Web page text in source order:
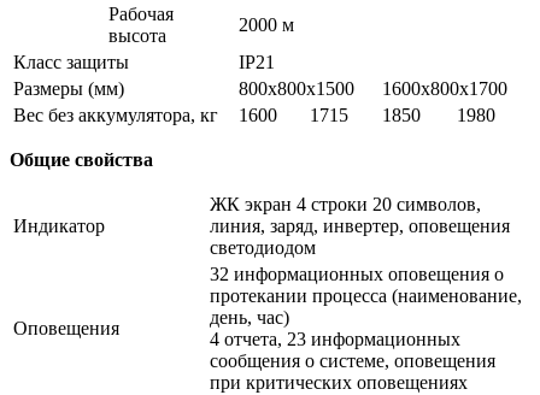
Рабочая
высота
2000 м
Класс защиты
IP21
Размеры (мм)
800x800x1500
1600x800x1700
Вес без аккумулятора, кг
1600 1715 1850 1980
Общие свойства
Индикатор
ЖК экран 4 строки 20 символов,
линия, заряд, инвертер, оповещения
светодиодом
Оповещения
32 информационных оповещения о
протекании процесса (наименование,
день, час)
4 отчета, 23 информационных
сообщения о системе, оповещения
при критических оповещениях